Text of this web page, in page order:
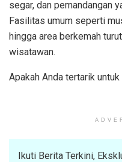
segar, dan pemandangan
Fasilitas umum seperti
hingga area berkemah
wisatawan.
Apakah Anda tertarik
Ikuti Berita Terkini,